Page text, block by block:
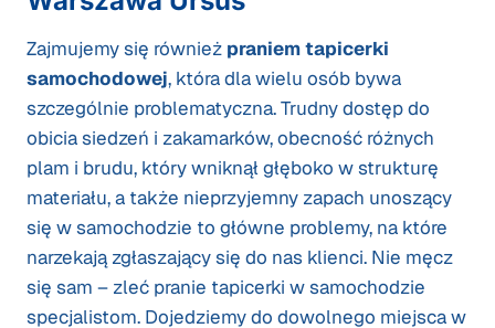
Zajmujemy się również praniem tapicerki
samochodowej, która dla wielu osób bywa
szczególnie problematyczna. Trudny dostęp do
obicia siedzeń i zakamarków, obecność różnych
plam i brudu, który wniknął głęboko w strukturę
materiału, a także nieprzyjemny zapach unoszący
się w samochodzie to główne problemy, na które
narzekają zgłaszający się do nas klienci. Nie męcz
się sam – zleć pranie tapicerki w samochodzie
specjalistom. Dojedziemy do dowolnego miejsca w